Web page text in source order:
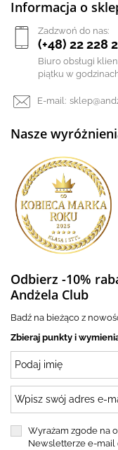
Informacja o
Zadzwoń do nas:
(+48) 22 228
Biuro obsługi
piątku w
E-mail:
Nasze
Odbierz -10%
Andżela Club
Badź na bieżąco z
Zbieraj punkty i
Wyrażam zgode na
Newsletterze e-mail